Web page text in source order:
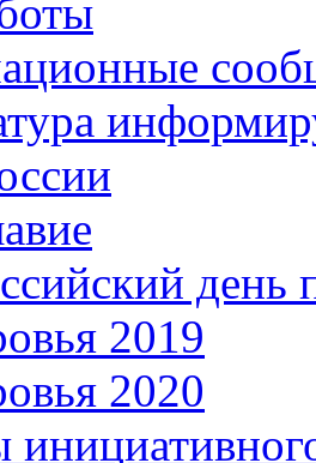
день
2019
2020